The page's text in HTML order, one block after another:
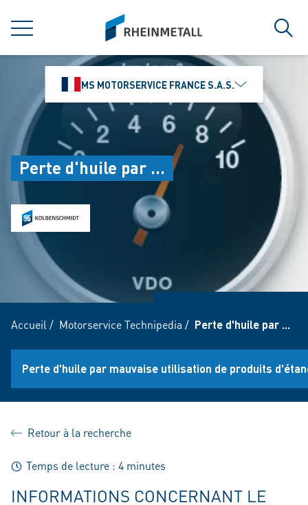
MENU
siteLogo
MS MOTORSERVICE FRANCE S.A.S.
Perte d'huile par ...
Accueil / Motorservice Technipedia / Perte d'huile par ...
Perte d'huile par mauvaise utilisation de produits
Retour à la recherche
Temps de lecture : 4 minutes
INFORMATIONS CONCERNANT LE